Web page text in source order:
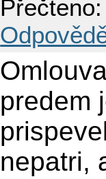
predem
nepatri,